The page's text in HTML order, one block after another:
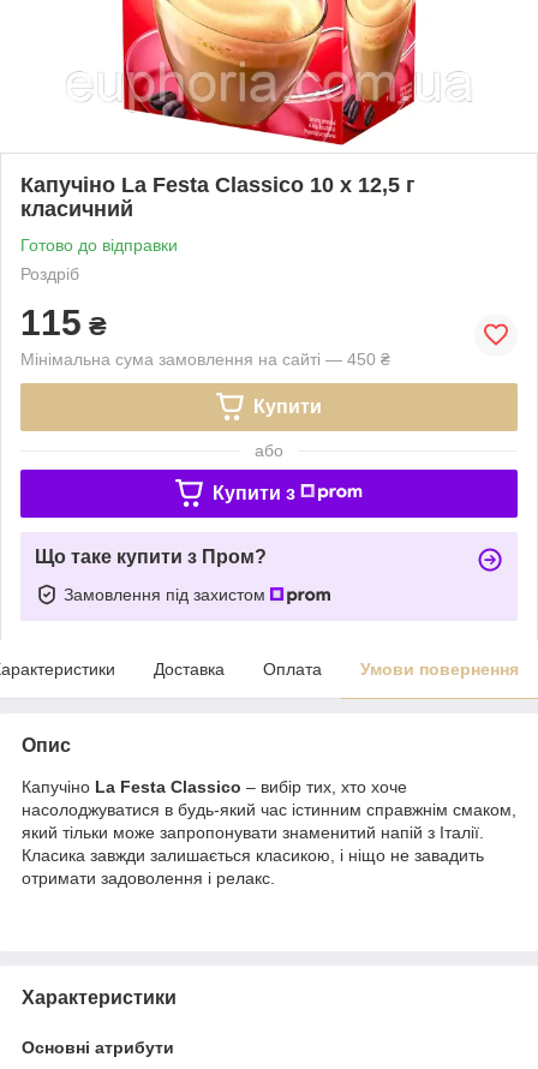
Капучіно La Festa Classico 10 x 12,5 г
класичний
Готово до відправки
Роздріб
115 ₴
Мінімальна сума замовлення на сайті — 450 ₴
Купити
або
Купити з
Що таке купити з Пром?
Замовлення під захистом
Доставка Оплата Умови повернення
Опис
Капучіно La Festa Classico – вибір тих, хто хоче
насолоджуватися в будь-який час істинним справжнім смаком,
який тільки може запропонувати знаменитий напій з Італії.
Класика завжди залишається класикою, і ніщо не завадить
отримати задоволення і релакс.
Характеристики
Основні атрибути